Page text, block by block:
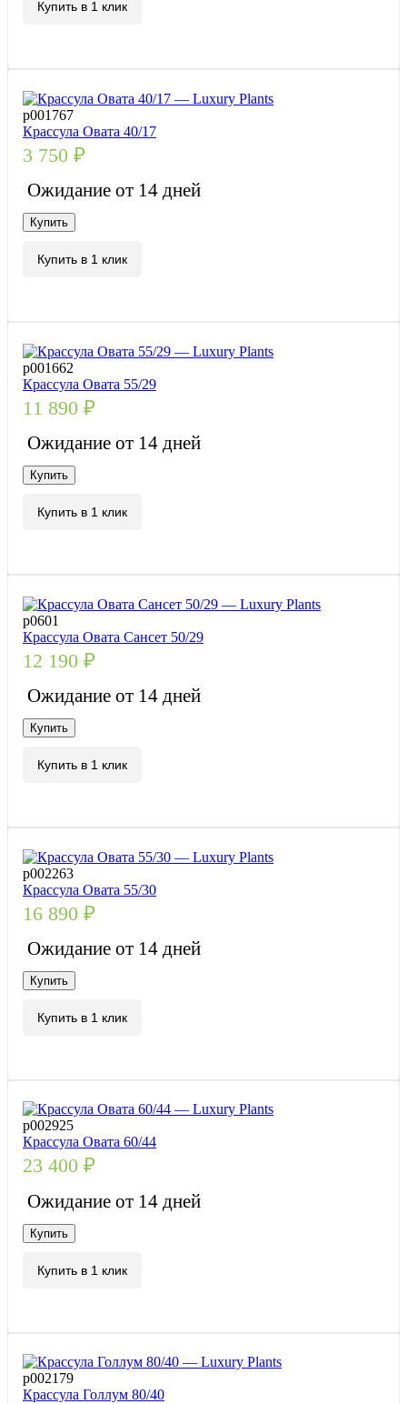
Купить в 1 клик
р001767
Крассула Овата 40/17
3 750 ₽
Ожидание от 14 дней
Купить
Купить в 1 клик
р001662
Крассула Овата 55/29
11 890 ₽
Ожидание от 14 дней
Купить
Купить в 1 клик
р0601
Крассула Овата Сансет 50/29
12 190 ₽
Ожидание от 14 дней
Купить
Купить в 1 клик
р002263
Крассула Овата 55/30
16 890 ₽
Ожидание от 14 дней
Купить
Купить в 1 клик
р002925
Крассула Овата 60/44
23 400 ₽
Ожидание от 14 дней
Купить
Купить в 1 клик
р002179
Крассула Голлум 80/40